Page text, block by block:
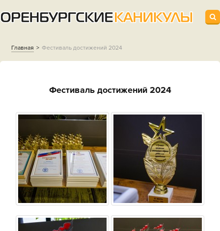
Главная Фестиваль достижений 2024
Фестиваль достижений 2024